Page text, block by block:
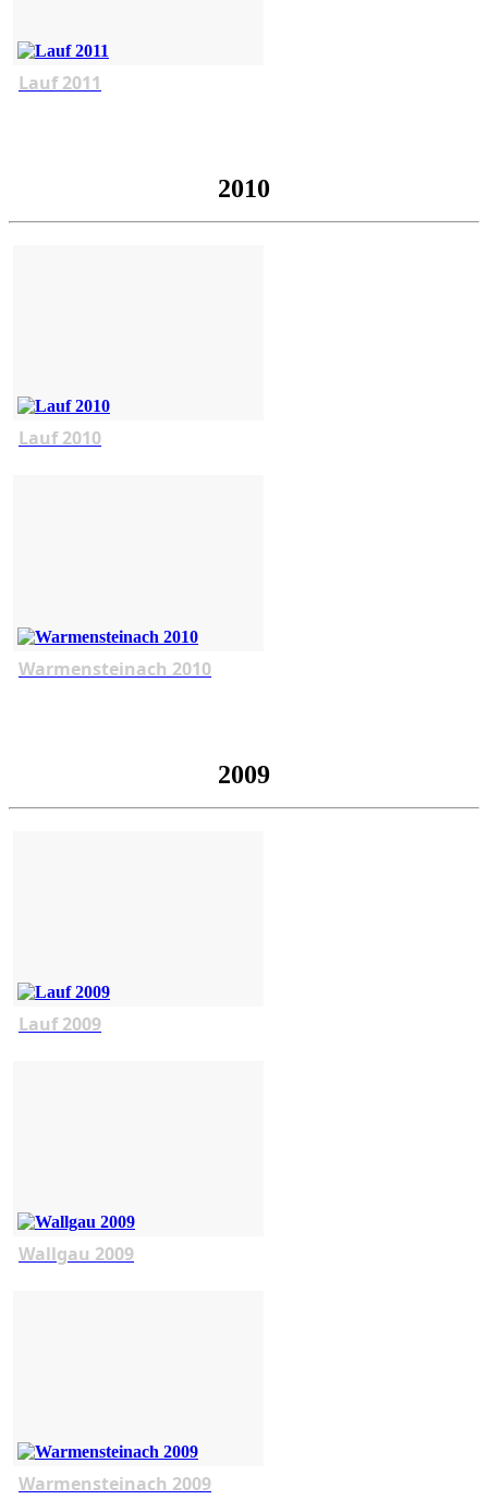
Lauf 2011
2010
Lauf 2010
Warmensteinach 2010
2009
Lauf 2009
Wallgau 2009
Warmensteinach 2009